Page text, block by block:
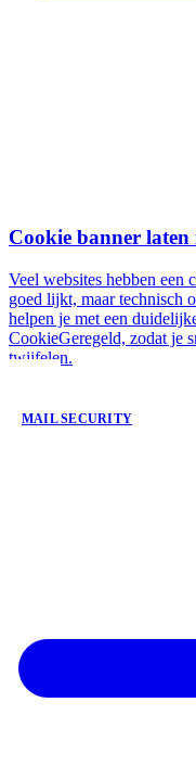
Cookie banner laten
Veel websites hebben een
goed lijkt, maar technisch
helpen je met een
CookieGeregeld, zodat je
twijfelen.
MAIL SECURITY